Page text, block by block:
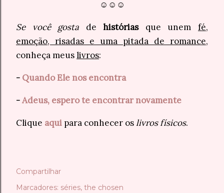
☺☺☺
Se você gosta dehistóriasque unemfé,
emoção, risadas e uma pitada de romance,
conheça meuslivros:
- Quando Ele nos encontra
-Adeus, espero te encontrar novamente
Clique aqui para conhecer oslivros físicos.
Compartilhar
Marcadores: séries the chosen